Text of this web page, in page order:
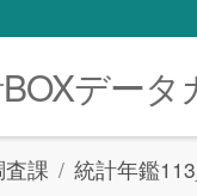
データ
課 統計年鑑